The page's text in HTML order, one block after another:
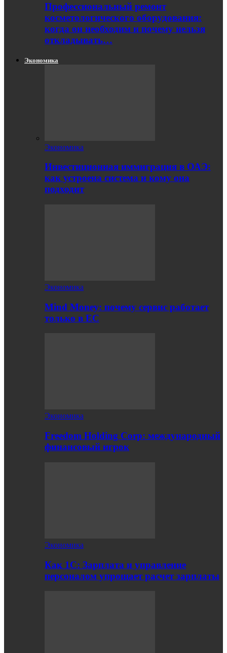
Профессиональный ремонт
косметологического оборудования:
когда он необходим и почему нельзя
откладывать…
Экономика
Экономика
Инвестиционная иммиграция в ОАЭ:
как устроена система и кому она
подходит
Экономика
Mind Money: почему сервис работает
только в ЕС
Экономика
Freedom Holding Corp: международный
финансовый игрок
Экономика
Как 1С: Зарплата и управление
персоналом упрощает расчет зарплаты